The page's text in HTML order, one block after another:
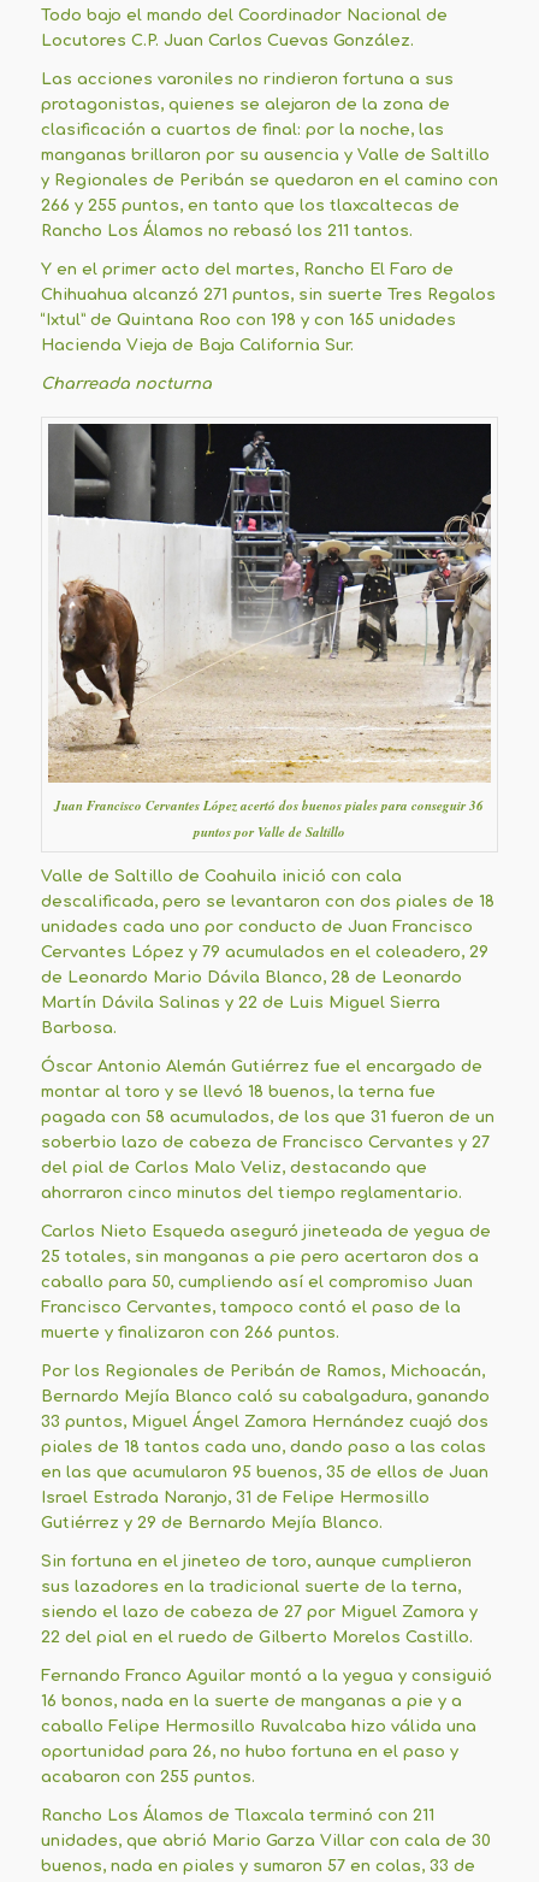
Todo bajo el mando del Coordinador Nacional de
Locutores C.P. Juan Carlos Cuevas González.
Las acciones varoniles no rindieron fortuna a sus
protagonistas, quienes se alejaron de la zona de
clasificación a cuartos de final: por la noche, las
manganas brillaron por su ausencia y Valle de Saltillo
y Regionales de Peribán se quedaron en el camino con
266 y 255 puntos, en tanto que los tlaxcaltecas de
Rancho Los Álamos no rebasó los 211 tantos.
Y en el primer acto del martes, Rancho El Faro de
Chihuahua alcanzó 271 puntos, sin suerte Tres Regalos
“Ixtul” de Quintana Roo con 198 y con 165 unidades
Hacienda Vieja de Baja California Sur.
Charreada nocturna
Juan Francisco Cervantes López acertó dos buenos piales para conseguir 36
puntos por Valle de Saltillo
Valle de Saltillo de Coahuila inició con cala
descalificada, pero se levantaron con dos piales de 18
unidades cada uno por conducto de Juan Francisco
Cervantes López y 79 acumulados en el coleadero, 29
de Leonardo Mario Dávila Blanco, 28 de Leonardo
Martín Dávila Salinas y 22 de Luis Miguel Sierra
Barbosa.
Óscar Antonio Alemán Gutiérrez fue el encargado de
montar al toro y se llevó 18 buenos, la terna fue
pagada con 58 acumulados, de los que 31 fueron de un
soberbio lazo de cabeza de Francisco Cervantes y 27
del pial de Carlos Malo Veliz, destacando que
ahorraron cinco minutos del tiempo reglamentario.
Carlos Nieto Esqueda aseguró jineteada de yegua de
25 totales, sin manganas a pie pero acertaron dos a
caballo para 50, cumpliendo así el compromiso Juan
Francisco Cervantes, tampoco contó el paso de la
muerte y finalizaron con 266 puntos.
Por los Regionales de Peribán de Ramos, Michoacán,
Bernardo Mejía Blanco caló su cabalgadura, ganando
33 puntos, Miguel Ángel Zamora Hernández cuajó dos
piales de 18 tantos cada uno, dando paso a las colas
en las que acumularon 95 buenos, 35 de ellos de Juan
Israel Estrada Naranjo, 31 de Felipe Hermosillo
Gutiérrez y 29 de Bernardo Mejía Blanco.
Sin fortuna en el jineteo de toro, aunque cumplieron
sus lazadores en la tradicional suerte de la terna,
siendo el lazo de cabeza de 27 por Miguel Zamora y
22 del pial en el ruedo de Gilberto Morelos Castillo.
Fernando Franco Aguilar montó a la yegua y consiguió
16 bonos, nada en la suerte de manganas a pie y a
caballo Felipe Hermosillo Ruvalcaba hizo válida una
oportunidad para 26, no hubo fortuna en el paso y
acabaron con 255 puntos.
Rancho Los Álamos de Tlaxcala terminó con 211
unidades, que abrió Mario Garza Villar con cala de 30
buenos, nada en piales y sumaron 57 en colas, 33 de